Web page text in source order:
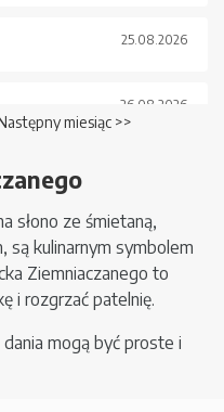
25.08.2026
26.08.2026
miesiąc >>
słono ze śmietaną,
są kulinarnym symbolem
Ziemniaczanego to
i rozgrzać patelnię.
mogą być proste i